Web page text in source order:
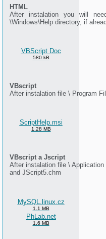
HTML
After instalation you will
\Windows\Help directory, if
VBScript Doc
580 kB
VBscript
After instalation file \ Program
ScriptHelp.msi
1.28 MB
VBscript a Jscript
After instalation file \
and JScript5.chm
MySQL.linux.cz
1.1 MB
PhLab.net
1.6 MB